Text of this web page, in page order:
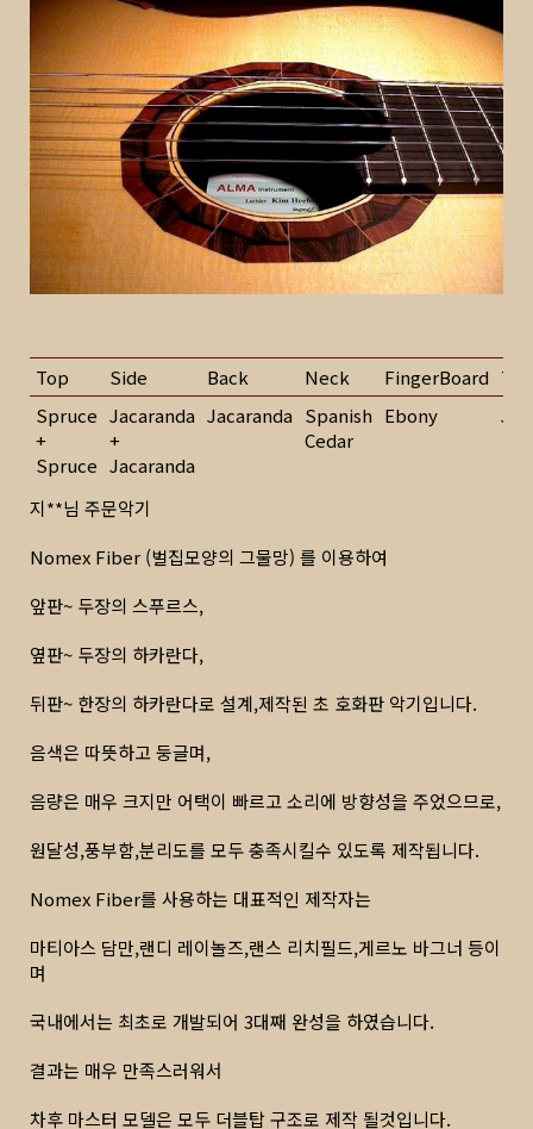
Top Side Back Neck FingerBoard
Spruce
+
Spruce
Jacaranda
+
Jacaranda
Jacaranda Spanish
Cedar
Ebony
지**님 주문악기
Nomex Fiber (벌집모양의 그물망) 를 이용하여
앞판~ 두장의 스푸르스,
옆판~ 두장의 하카란다,
뒤판~ 한장의 하카란다로 설계,제작된 초 호화판 악기입니다.
음색은 따뜻하고 둥글며,
음량은 매우 크지만 어택이 빠르고 소리에 방향성을 주었으므로,
원달성,풍부함,분리도를 모두 충족시킬수 있도록 제작됩니다.
Nomex Fiber를 사용하는 대표적인 제작자는
마티아스 담만,랜디 레이놀즈,랜스 리치필드,게르노 바그너 등이
며
국내에서는 최초로 개발되어 3대째 완성을 하였습니다.
결과는 매우 만족스러워서
차후 마스터 모델은 모두 더블탑 구조로 제작 될것입니다.